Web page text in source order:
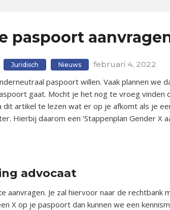
paspoort
Juridisch Nieuws februari 4, 2022
paspoort willen. Vaak plannen we
gaat. Mocht je het nog te vroeg vinden
artikel te lezen wat er op je afkomt als je
Hierbij daarom een ‘Stappenplan Gender X
advocaat
aanvragen. Je zal hiervoor naar de rechtbank
X op je paspoort dan kunnen we een